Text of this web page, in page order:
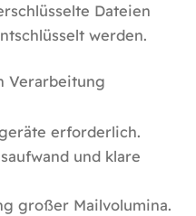
Dateien
werden.
Verarbeitung
erforderlich.
und klare
großer Mailvolumina.